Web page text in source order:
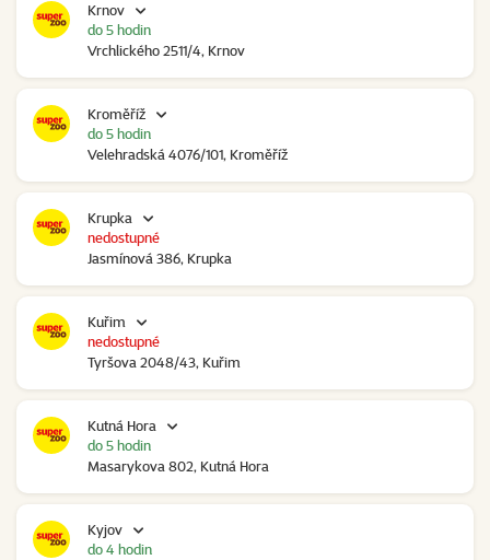
Krnov
Vrchlického 2511/4, Krnov
do 5 hodin
Kroměříž
Velehradská 4076/101, Kroměříž
do 5 hodin
Krupka
Jasmínová 386, Krupka
nedostupné
Kuřim
Tyršova 2048/43, Kuřim
nedostupné
Kutná Hora
Masarykova 802, Kutná Hora
do 5 hodin
Kyjov
do 4 hodin